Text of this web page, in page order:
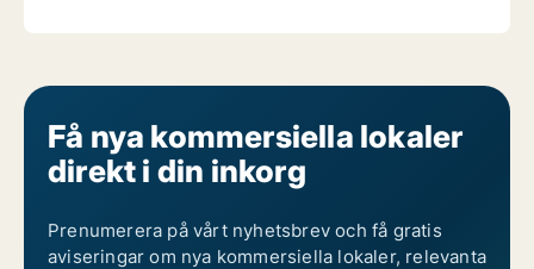
Få nya kommersiella lokaler
direkt i din inkorg
Prenumerera på vårt nyhetsbrev och få gratis
aviseringar om nya kommersiella lokaler, relevanta